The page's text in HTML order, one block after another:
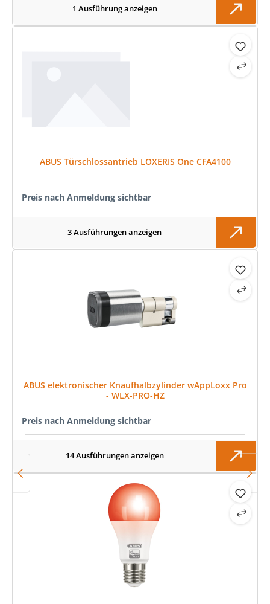
1 Ausführung anzeigen
ABUS Türschlossantrieb LOXERIS One CFA4100
Preis nach Anmeldung sichtbar
3 Ausführungen anzeigen
ABUS elektronischer Knaufhalbzylinder wAppLoxx Pro
- WLX-PRO-HZ
Preis nach Anmeldung sichtbar
14 Ausführungen anzeigen